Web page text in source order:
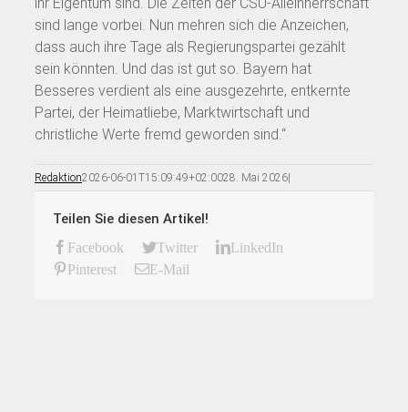
sind lange vorbei. Nun mehren sich die Anzeichen,
dass auch ihre Tage als Regierungspartei gezählt
sein könnten. Und das ist gut so. Bayern hat
Besseres verdient als eine ausgezehrte, entkernte
Partei, der Heimatliebe, Marktwirtschaft und
christliche Werte fremd geworden sind.“
Redaktion2026-06-01T15:09:49+02:0028. Mai 2026|
Teilen Sie diesen Artikel!
Facebook Twitter
LinkedIn
Pinterest
E-Mail